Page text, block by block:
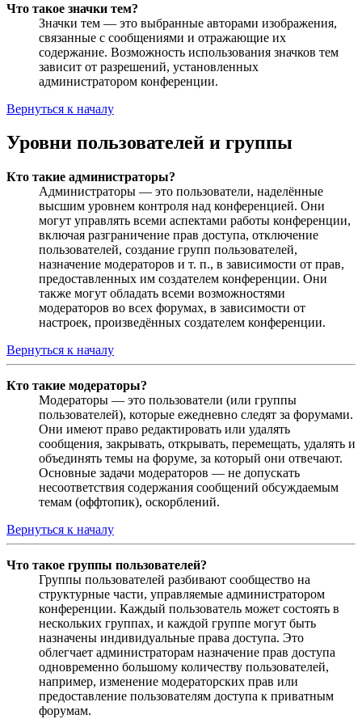
Что такое значки тем?
Значки тем — это выбранные авторами изображения,
связанные с сообщениями и отражающие их
содержание. Возможность использования значков тем
зависит от разрешений, установленных
администратором конференции.
Вернуться к началу
Уровни пользователей и группы
Кто такие администраторы?
Администраторы — это пользователи, наделённые
высшим уровнем контроля над конференцией. Они
могут управлять всеми аспектами работы конференции,
включая разграничение прав доступа, отключение
пользователей, создание групп пользователей,
назначение модераторов и т. п., в зависимости от прав,
предоставленных им создателем конференции. Они
также могут обладать всеми возможностями
модераторов во всех форумах, в зависимости от
настроек, произведённых создателем конференции.
Вернуться к началу
Кто такие модераторы?
Модераторы — это пользователи (или группы
пользователей), которые ежедневно следят за форумами.
Они имеют право редактировать или удалять
сообщения, закрывать, открывать, перемещать, удалять и
объединять темы на форуме, за который они отвечают.
Основные задачи модераторов — не допускать
несоответствия содержания сообщений обсуждаемым
темам (оффтопик), оскорблений.
Вернуться к началу
Что такое группы пользователей?
Группы пользователей разбивают сообщество на
структурные части, управляемые администратором
конференции. Каждый пользователь может состоять в
нескольких группах, и каждой группе могут быть
назначены индивидуальные права доступа. Это
облегчает администраторам назначение прав доступа
одновременно большому количеству пользователей,
например, изменение модераторских прав или
предоставление пользователям доступа к приватным
форумам.